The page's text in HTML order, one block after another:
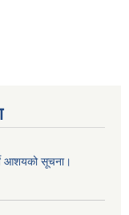
आशयको सूचना।